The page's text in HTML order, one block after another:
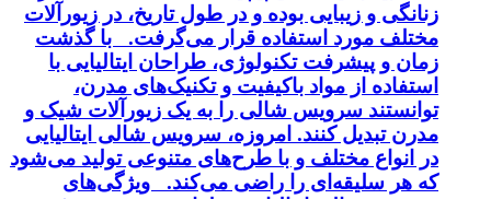
زنانگی و زیبایی بوده و در طول تاریخ، در زیورآلات
مختلف مورد استفاده قرار می‌گرفت. با گذشت
زمان و پیشرفت تکنولوژی، طراحان ایتالیایی با
استفاده از مواد باکیفیت و تکنیک‌های مدرن،
توانستند سرویس شالی را به یک زیورآلات شیک و
مدرن تبدیل کنند. امروزه، سرویس شالی ایتالیایی
در انواع مختلف و با طرح‌های متنوعی تولید می‌شود
که هر سلیقه‌ای را راضی می‌کند. ویژگی‌های